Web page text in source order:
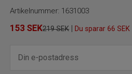
Artikelnummer: 1631003
153 SEK219 SEK | Du sparar 66 SEK